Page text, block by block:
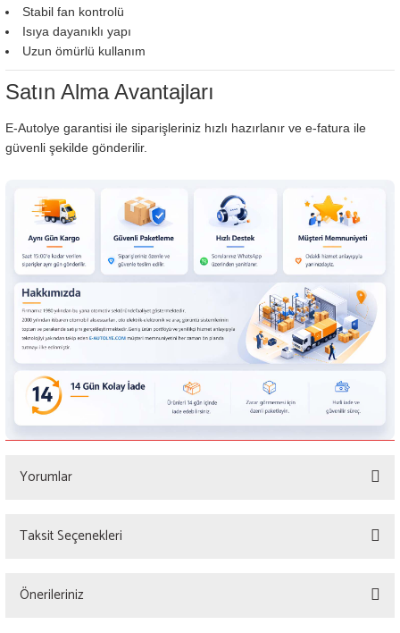
Stabil fan kontrolü
Isıya dayanıklı yapı
Uzun ömürlü kullanım
Satın Alma Avantajları
E-Autolye garantisi ile siparişleriniz hızlı hazırlanır ve e-fatura ile
güvenli şekilde gönderilir.
Yorumlar
Taksit Seçenekleri
Önerileriniz